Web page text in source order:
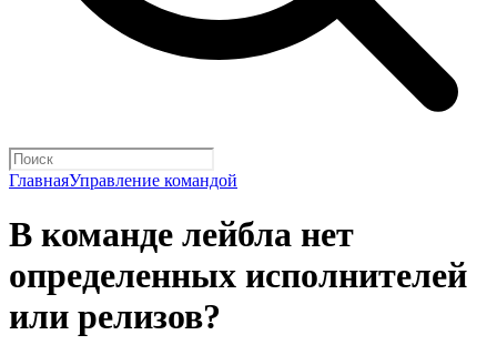
ГлавнаяУправление командой
В команде лейбла нет
определенных исполнителей
или релизов?